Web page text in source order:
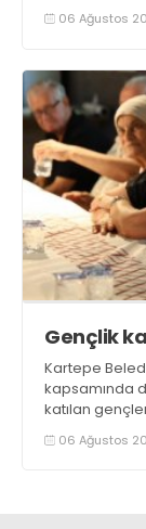
06 Ağustos
Gençlik
Kartepe
kapsamında
katılan
geldi06 Ağustos